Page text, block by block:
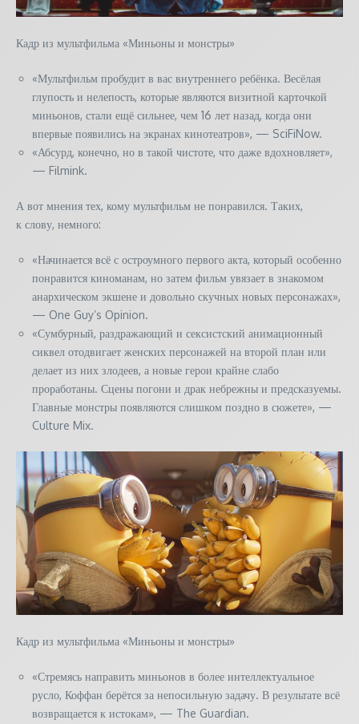
Кадр из мультфильма «Миньоны и монстры»
«Мультфильм пробудит в вас внутреннего ребёнка. Весёлая
глупость и нелепость, которые являются визитной карточкой
миньонов, стали ещё сильнее, чем 16 лет назад, когда они
впервые появились на экранах кинотеатров», — SciFiNow.
«Абсурд, конечно, но в такой чистоте, что даже вдохновляет»,
— Filmink.
А вот мнения тех, кому мультфильм не понравился. Таких,
к слову, немного:
«Начинается всё с остроумного первого акта, который особенно
понравится киноманам, но затем фильм увязает в знакомом
анархическом экшене и довольно скучных новых персонажах»,
— One Guy’s Opinion.
«Сумбурный, раздражающий и сексистский анимационный
сиквел отодвигает женских персонажей на второй план или
делает из них злодеев, а новые герои крайне слабо
проработаны. Сцены погони и драк небрежны и предсказуемы.
Главные монстры появляются слишком поздно в сюжете», —
Culture Mix.
Кадр из мультфильма «Миньоны и монстры»
«Стремясь направить миньонов в более интеллектуальное
русло, Коффан берётся за непосильную задачу. В результате всё
возвращается к истокам», — The Guardian.